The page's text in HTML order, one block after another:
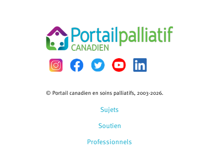
Sujets
Soutien
Professionnels
© Portail canadien en soins palliatifs, 2003-2026.